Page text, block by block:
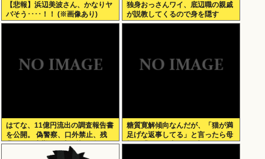
【悲報】浜辺美波さん、かなりヤ
バそう････！！ (※画像あり)
独身おっさんワイ、底辺職の親戚
が説教してくるので身を隠す
はてな、11億円流出の調査報告書
を公開。 偽警察、口外禁止、残
業・休日出勤200時間越、孤
立…。やばすぎて草はえる
糖質寛解傾向なんだが、「猫が満
足げな返事してる」と言ったら母
親に「お気の毒w」と言われた